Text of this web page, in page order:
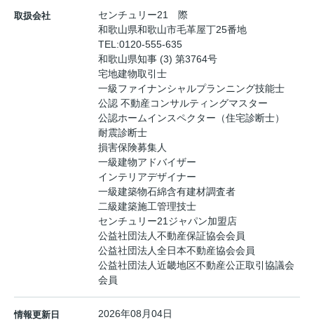
取扱会社
センチュリー21 際
和歌山県和歌山市毛革屋丁25番地
TEL:0120-555-635
和歌山県知事 (3) 第3764号
宅地建物取引士
一級ファイナンシャルプランニング技能士
公認 不動産コンサルティングマスター
公認ホームインスペクター（住宅診断士）
耐震診断士
損害保険募集人
一級建物アドバイザー
インテリアデザイナー
一級建築物石綿含有建材調査者
二級建築施工管理技士
センチュリー21ジャパン加盟店
公益社団法人不動産保証協会会員
公益社団法人全日本不動産協会会員
公益社団法人近畿地区不動産公正取引協議会
会員
情報更新日 2026年08月04日